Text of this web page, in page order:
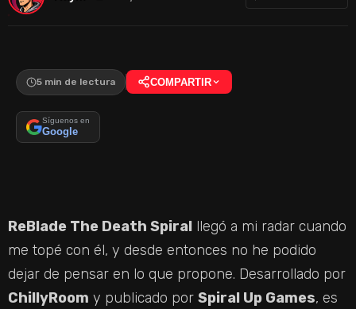
5 min de lectura COMPARTIR
Síguenos en
Google
ReBlade The Death Spiral llegó a mi radar cuando
me topé con él, y desde entonces no he podido
dejar de pensar en lo que propone. Desarrollado por
ChillyRoom y publicado por Spiral Up Games, es